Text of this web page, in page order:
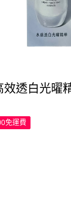
效透白光曜
免運費